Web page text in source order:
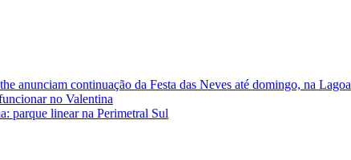
anunciam continuação da Festa das Neves até domingo, na Lagoa
no Valentina
parque linear na Perimetral Sul